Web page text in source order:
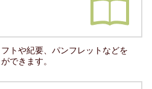
トや紀要、パンフレットなどを
できます。